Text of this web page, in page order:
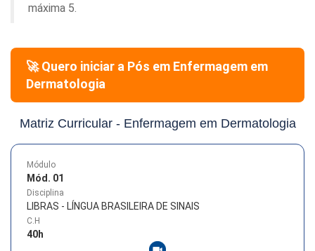
máxima 5.
🚀 Quero iniciar a Pós em Enfermagem em
Dermatologia
Matriz Curricular - Enfermagem em Dermatologia
Módulo
Mód. 01
Disciplina
LIBRAS - LÍNGUA BRASILEIRA DE SINAIS
C.H
40h